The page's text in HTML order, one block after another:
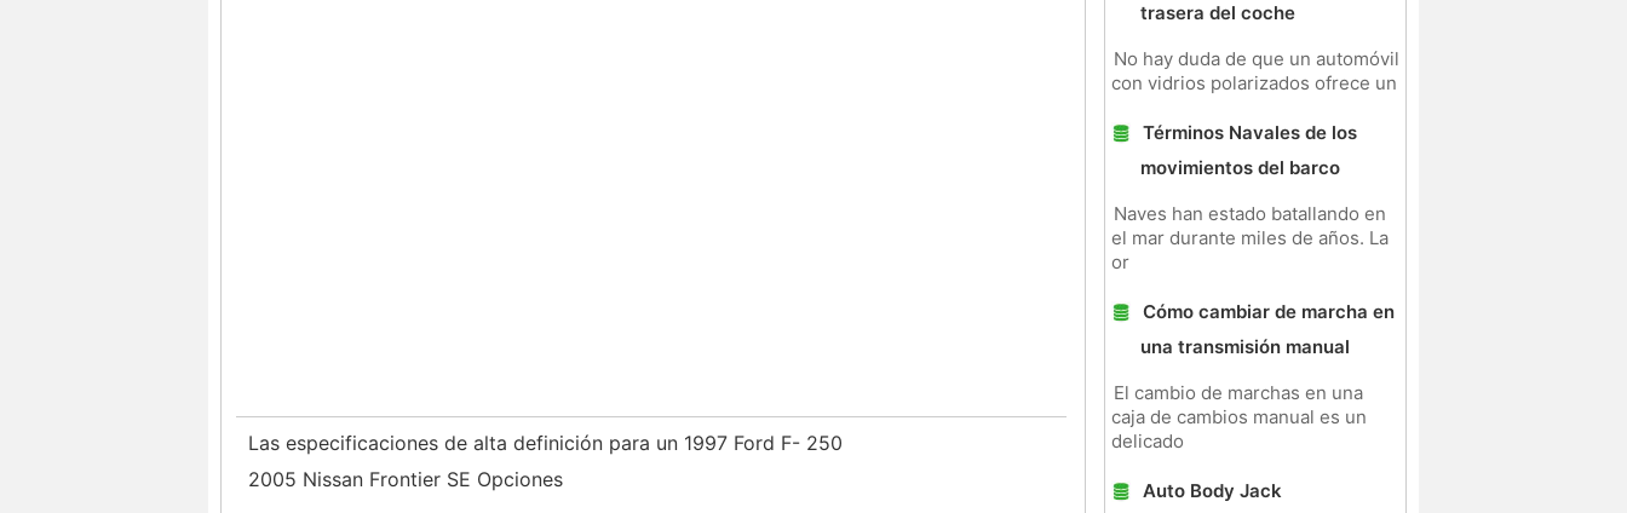
Las especificaciones de alta definición para un 1997 Ford F- 250
2005 Nissan Frontier SE Opciones
trasera del coche
No hay duda de que un automóvil
con vidrios polarizados ofrece un
Términos Navales de los
movimientos del barco
Naves han estado batallando en
el mar durante miles de años. La
or
Cómo cambiar de marcha en
una transmisión manual
El cambio de marchas en una
caja de cambios manual es un
delicado
Auto Body Jack